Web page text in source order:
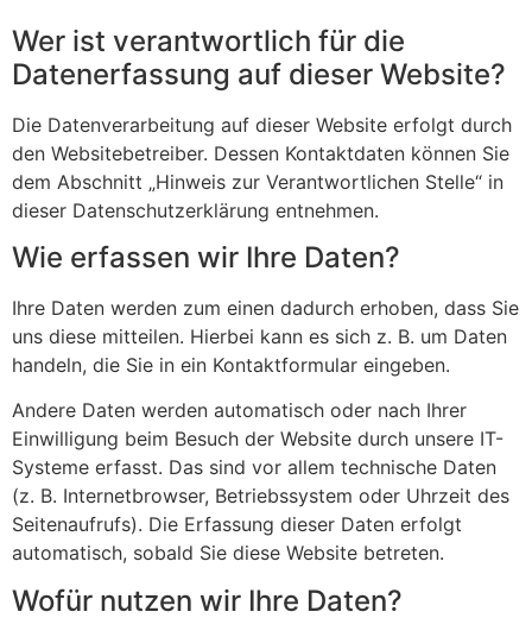
Wer ist verantwortlich für die
Datenerfassung auf dieser Website?
Die Datenverarbeitung auf dieser Website erfolgt durch
den Websitebetreiber. Dessen Kontaktdaten können Sie
dem Abschnitt „Hinweis zur Verantwortlichen Stelle“ in
dieser Datenschutzerklärung entnehmen.
Wie erfassen wir Ihre Daten?
Ihre Daten werden zum einen dadurch erhoben, dass Sie
uns diese mitteilen. Hierbei kann es sich z. B. um Daten
handeln, die Sie in ein Kontaktformular eingeben.
Andere Daten werden automatisch oder nach Ihrer
Einwilligung beim Besuch der Website durch unsere IT-
Systeme erfasst. Das sind vor allem technische Daten
(z. B. Internetbrowser, Betriebssystem oder Uhrzeit des
Seitenaufrufs). Die Erfassung dieser Daten erfolgt
automatisch, sobald Sie diese Website betreten.
Wofür nutzen wir Ihre Daten?